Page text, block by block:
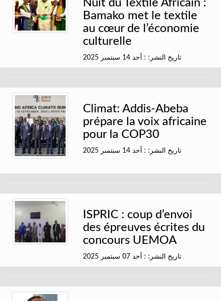
Nuit du Textile Africain :
Bamako met le textile
au cœur de l’économie
culturelle
تاريخ النشر: : أحد 14 سبتمبر 2025
Climat: Addis-Abeba
prépare la voix africaine
pour la COP30
تاريخ النشر: : أحد 14 سبتمبر 2025
ISPRIC : coup d’envoi
des épreuves écrites du
concours UEMOA
تاريخ النشر: : أحد 07 سبتمبر 2025